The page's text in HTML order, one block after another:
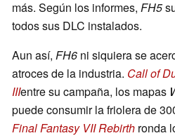
más. Según los informes, FH5
todos sus DLC instalados.
Aun así, FH6 ni siquiera se
atroces de la industria. Call of
IIIentre su campaña, los mapas
puede consumir la friolera de
Final Fantasy VII Rebirth ronda